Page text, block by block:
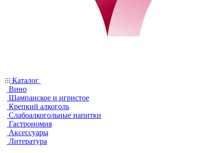
Каталог
Вино
Шампанское и игристое
Крепкий алкоголь
Слабоалкогольные напитки
Гастрономия
Аксессуары
Литература